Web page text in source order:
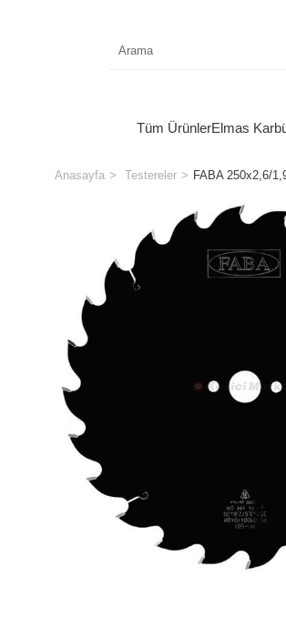
Tüm ÜrünlerElmas
Anasayfa Testereler FABA 250x2,6/